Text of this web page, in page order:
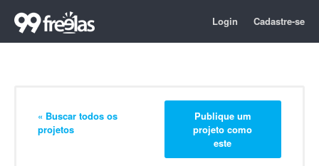
Login Cadastre-se
« Buscar todos os
projetos
Publique um
projeto como
este